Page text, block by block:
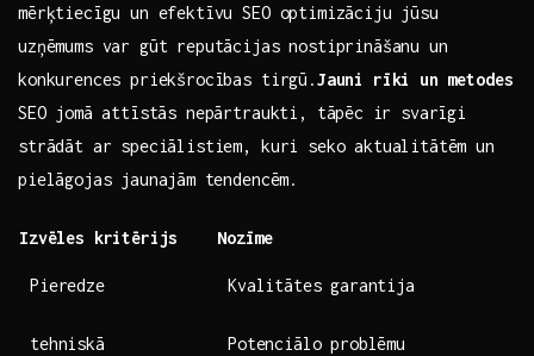
mērķtiecīgu un efektīvu SEO optimizāciju jūsu
uzņēmums var gūt reputācijas nostiprināšanu ⁢un
konkurences priekšrocības tirgū.Jauni rīki ‌un ⁢metodes
SEO ‍jomā ⁣attīstās‍ nepārtraukti, tāpēc⁢ ir svarīgi⁣
strādāt ar speciālistiem, kuri ​seko aktualitātēm​ un
pielāgojas jaunajām⁢ tendencēm. ⁤
Izvēles kritērijs Nozīme
Pieredze Kvalitātes garantija
tehniskā
Potenciālo problēmu